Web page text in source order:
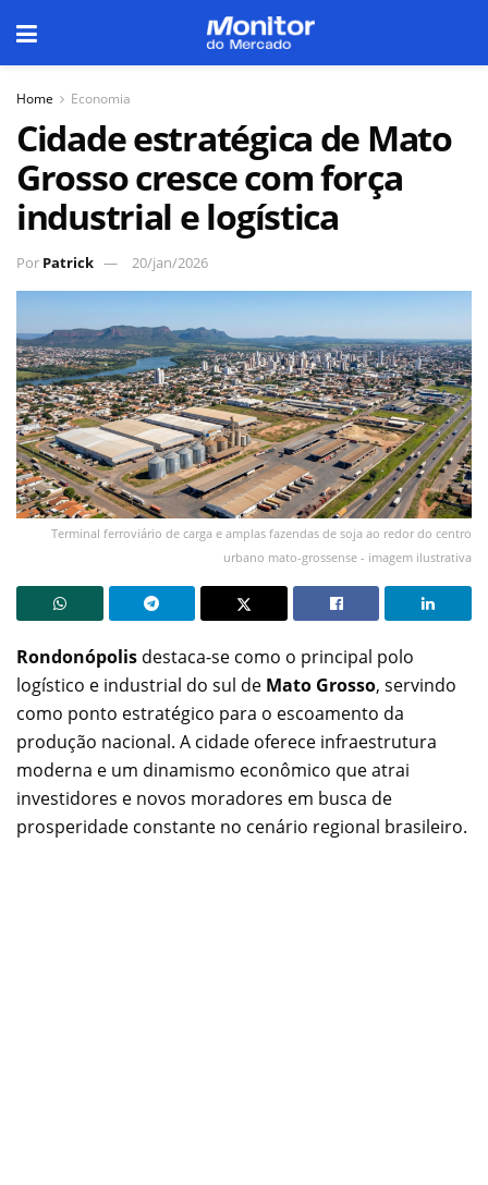
Home Economia
Cidade estratégica de Mato
Grosso cresce com força
industrial e logística
Por Patrick 20/jan/2026
Terminal ferroviário de carga e amplas fazendas de soja ao redor do centro
urbano mato-grossense - imagem ilustrativa
Rondonópolis destaca-se como o principal polo
logístico e industrial do sul de Mato Grosso, servindo
como ponto estratégico para o escoamento da
produção nacional. A cidade oferece infraestrutura
moderna e um dinamismo econômico que atrai
investidores e novos moradores em busca de
prosperidade constante no cenário regional brasileiro.